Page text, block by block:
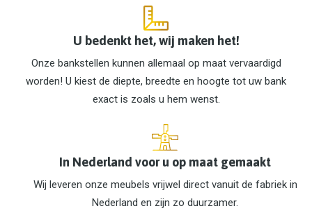
U bedenkt het, wij maken het!
Onze bankstellen kunnen allemaal op maat vervaardigd
worden! U kiest de diepte, breedte en hoogte tot uw bank
exact is zoals u hem wenst.
In Nederland voor u op maat gemaakt
Wij leveren onze meubels vrijwel direct vanuit de fabriek in
Nederland en zijn zo duurzamer.